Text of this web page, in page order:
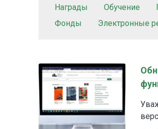
Награды
Обучение
Фонды
Электронные